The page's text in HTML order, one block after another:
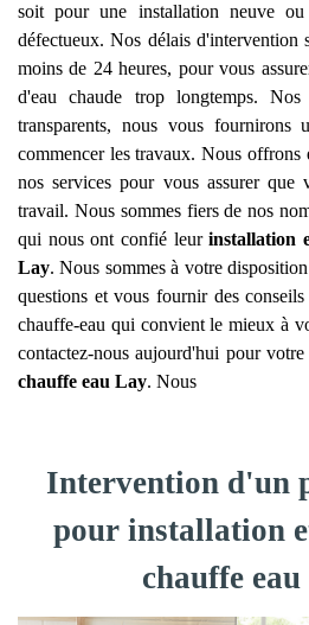
soit pour une installation neuve
défectueux. Nos délais d'intervention
moins de 24 heures, pour vous
d'eau chaude trop longtemps.
transparents, nous vous fournirons
commencer les travaux. Nous offrons
nos services pour vous assurer que
travail. Nous sommes fiers de nos
qui nous ont confié leurinstallation
Lay. Nous sommes à votre
questions et vous fournir des
chauffe-eau qui convient le mieux à
contactez-nous aujourd'hui pour
chauffe eau Lay. Nous
Intervention d'un
pour installation
chauffe